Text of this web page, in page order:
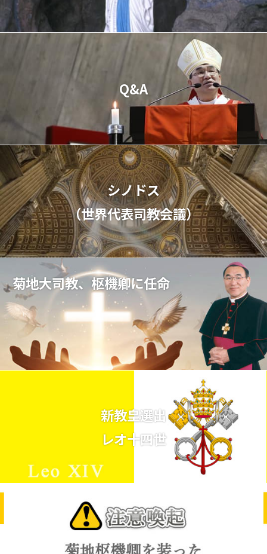
Q&A
シノドス
（世界代表司教会議）
菊地大司教、枢機卿に任命
新教皇選出
レオ十四世